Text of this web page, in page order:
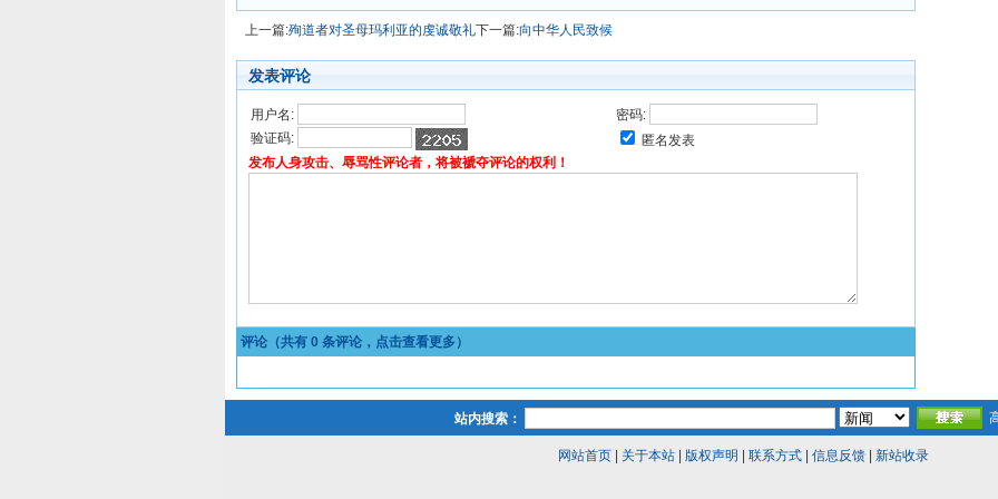
上一篇:殉道者对圣母玛利亚的虔诚敬礼下一篇:向中华人民致候
发表评论
用户名:
密码:
验证码:
匿名发表
发布人身攻击、辱骂性评论者，将被褫夺评论的权利！
评论（共有 0 条评论，点击查看更多）
站内搜索：
网站首页| 关于本站| 版权声明 联系方式| 信息反馈| 新站收录